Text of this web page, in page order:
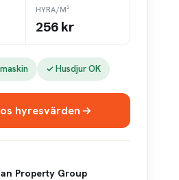
HYRA/M²
256 kr
✓ Husdjur OK
hyresvärden
Property Group